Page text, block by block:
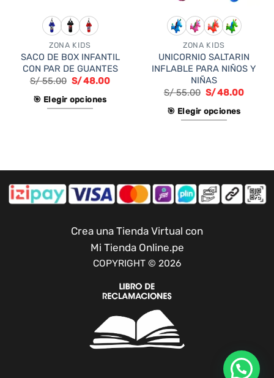
ZONA KIDS
SACO DE BOX INFANTIL
CON PAR DE GUANTES
S/55.00 S/48.00
🎯 Elegir opciones
variantes.
Las
opciones
pueden
elegir
ZONA KIDS
UNICORNIO SALTARIN
INFLABLE PARA NIÑOS Y
NIÑAS
S/55.00 S/48.00
🎯 Elegir opciones
múltiples
variantes.
Las
Crea una Tienda Virtual con
Mi Tienda Online.pe
COPYRIGHT © 2026